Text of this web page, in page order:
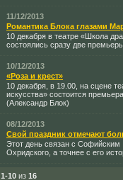
11/12/2013
Романтика Блока глазами
10 декабря в театре «Школа
состоялись сразу две
10/12/2013
«Роза и крест»
10 декабря, в 19.00, на сцене
искусства» состоится
(Александр Блок)
08/12/2013
Свой праздник отмечают
Этот день связан с
Охридского, а точнее с его
1-10 из 16